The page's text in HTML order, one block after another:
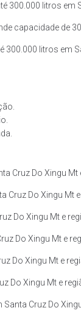
300.000 litros em
capacidade de
litros em
Cruz Do Xingu Mt
Cruz Do Xingu Mt
Do Xingu Mt e
Do Xingu Mt e
Do Xingu Mt e
Do Xingu Mt e
Cruz Do